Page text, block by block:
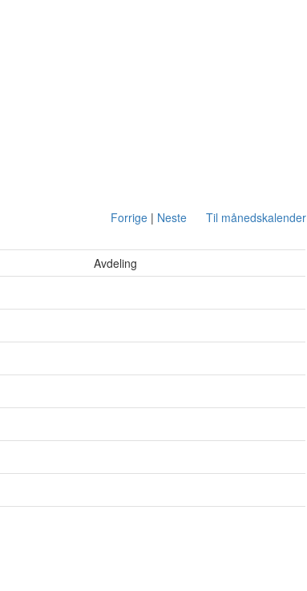
Forrige| Neste Til månedskalender
Avdeling